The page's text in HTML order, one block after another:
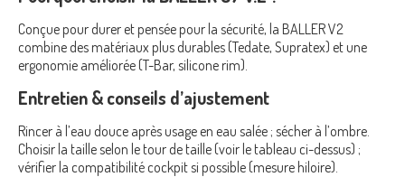
Conçue pour durer et pensée pour la sécurité, la BALLER V2
combine des matériaux plus durables (Tedate, Supratex) et une
ergonomie améliorée (T-Bar, silicone rim).
Entretien & conseils d’ajustement
Rincer à l’eau douce après usage en eau salée ; sécher à l’ombre.
Choisir la taille selon le tour de taille (voir le tableau ci-dessus) ;
vérifier la compatibilité cockpit si possible (mesure hiloire).